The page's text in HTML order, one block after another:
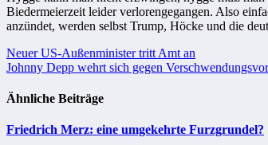
Biedermeierzeit leider verlorengegangen. Also
anzündet, werden selbst Trump, Höcke und die
Beitragsnavigation
Neuer US-Außenminister tritt Amt an
Johnny Depp wehrt sich gegen
Ähnliche Beiträge
Friedrich Merz: eine umgekehrte Furzgrundel?